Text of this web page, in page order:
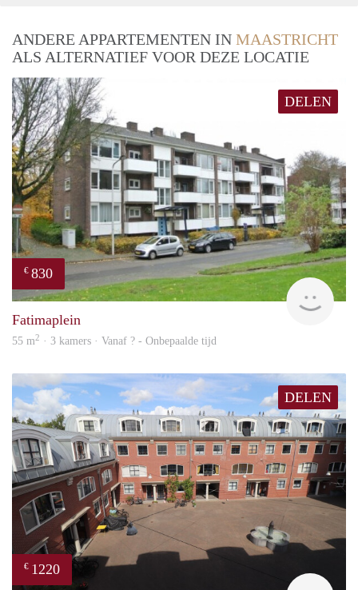
ANDERE APPARTEMENTEN IN MAASTRICHT
ALS ALTERNATIEF VOOR DEZE LOCATIE
DELEN
€ 830
rent
Fatimaplein
55 m2 · 3 kamers · Vanaf ? - Onbepaalde tijd
DELEN
€ 1220